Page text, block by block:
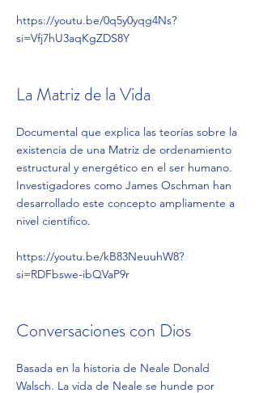
https://youtu.be/0q5y0yqg4Ns?
si=Vfj7hU3aqKgZDS8Y
La Matriz de la Vida
Documental que explica las teorías sobre la
existencia de una Matriz de ordenamiento
estructural y energético en el ser humano.
Investigadores como James Oschman han
desarrollado este concepto ampliamente a
nivel científico.
https://youtu.be/kB83NeuuhW8?
si=RDFbswe-ibQVaP9r
Conversaciones con Dios
Basada en la historia de Neale Donald
Walsch. La vida de Neale se hunde por